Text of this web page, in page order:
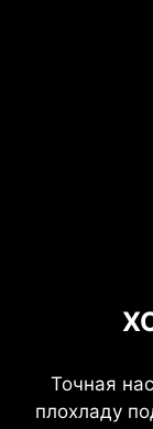
Точная
плохладу